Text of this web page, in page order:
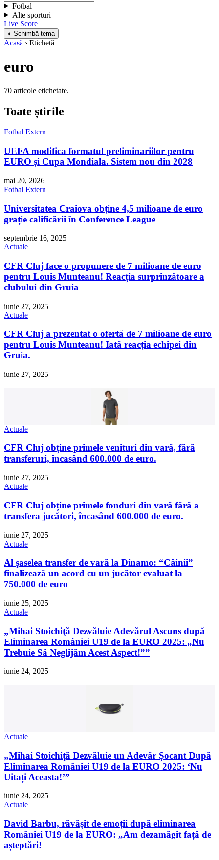
Fotbal
Alte sporturi
Live Score
◐ Schimbă tema
Acasă › Etichetă
euro
70 articole etichetate.
Toate știrile
Fotbal Extern
UEFA modifica formatul preliminariilor pentru
EURO și Cupa Mondiala. Sistem nou din 2028
mai 20, 2026
Fotbal Extern
Universitatea Craiova obține 4,5 milioane de euro
grație calificării în Conference League
septembrie 16, 2025
Actuale
CFR Cluj face o propunere de 7 milioane de euro
pentru Louis Munteanu! Reacția surprinzătoare a
clubului din Gruia
iunie 27, 2025
Actuale
CFR Cluj a prezentat o ofertă de 7 milioane de euro
pentru Louis Munteanu! Iată reacția echipei din
Gruia.
iunie 27, 2025
Tricou Drumeție la Munte MH100 Bej Bărbați
29,99 lei Cumpara
Actuale
CFR Cluj obține primele venituri din vară, fără
transferuri, încasând 600.000 de euro.
iunie 27, 2025
Actuale
CFR Cluj obține primele fonduri din vară fără a
transfera jucători, încasând 600.000 de euro.
iunie 27, 2025
Actuale
Al şaselea transfer de vară la Dinamo: “Câinii”
finalizează un acord cu un jucător evaluat la
750.000 de euro
iunie 25, 2025
Actuale
„Mihai Stoichiţă Dezvăluie Adevărul Ascuns după
Eliminarea României U19 de la EURO 2025: „Nu
Trebuie Să Neglijăm Acest Aspect!””
iunie 24, 2025
Actuale
„Mihai Stoichiţă Dezvăluie un Adevăr Șocant După
Eliminarea României U19 de la EURO 2025: ‘Nu
Uitați Aceasta!’”
iunie 24, 2025
Actuale
David Barbu, răvășit de emoții după eliminarea
României U19 de la EURO: „Am dezamăgit față de
așteptări!